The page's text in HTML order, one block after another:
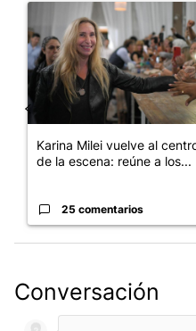
Un artículo de tendencia
Karina Milei vuelve al
de la escena: reúne a los...
25 comentarios
Conversación